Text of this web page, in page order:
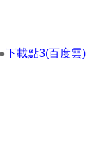
下載點3(百度雲)